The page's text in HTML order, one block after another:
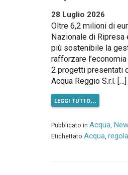
28 Luglio 2026
Oltre 6,2 milioni di
Nazionale di Ripresa
più sostenibile la
rafforzare
2 progetti presentati
Acqua Reggio S.r.l. […]
leggi tutto…
Pubblicato in Acqua,
Etichettato Acqua,